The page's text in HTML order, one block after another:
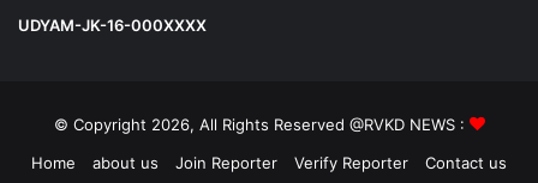
UDYAM-JK-16-000XXXX
© Copyright 2026, All Rights Reserved @RVKD NEWS :
Home
about us Join Reporter Verify Reporter Contact us